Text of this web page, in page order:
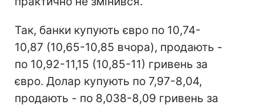
Так, банки купують євро по 10,74-
10,87 (10,65-10,85 вчора), продають -
по 10,92-11,15 (10,85-11) гривень за
євро. Долар купують по 7,97-8,04,
продають - по 8,038-8,09 гривень за